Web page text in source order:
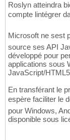
Roslyn atteindra
compte lintégrer
Microsoft ne sest
source ses API
développé pour
applications sous
JavaScript/
En transférant le
espère faciliter le
pour Windows,
disponible sous